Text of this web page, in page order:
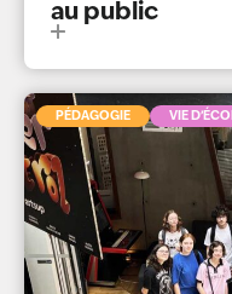
au public
PÉDAGOGIE VIE